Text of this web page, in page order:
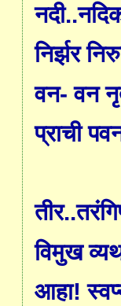
निर्झर
वन- वन
प्राची
विमुख
आहा!